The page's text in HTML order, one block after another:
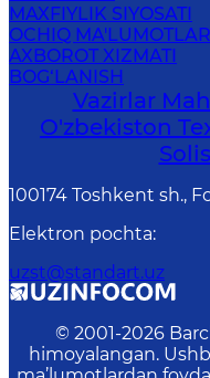
MAXFIYLIK SIYOSATI
OCHIQ MA'LUMOTLAR
AXBOROT XIZMATI
BOG‘LANISH
Vazirlar
O'zbekiston
100174 Toshkent sh.,
Elektron pochta:
uzst@standart.uz
© 2001-2026
himoyalangan.